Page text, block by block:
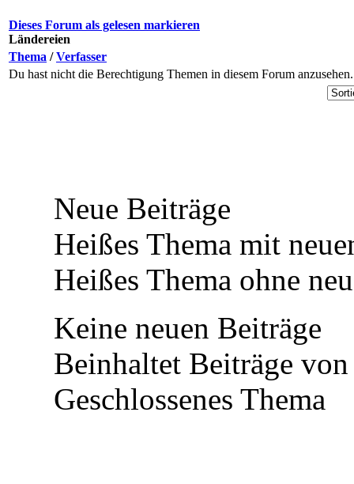
Dieses Forum als gelesen markieren
Ländereien
Thema /Verfasser
Du hast nicht die Berechtigung Themen in diesem Forum anzusehen.
Neue Beiträge
Heißes Thema mit
Heißes Thema ohne
Keine neuen Beiträge
Beinhaltet Beiträge
Geschlossenes Thema